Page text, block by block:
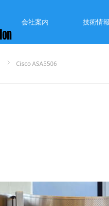
会社案内 技術情報
Cisco ASA5506